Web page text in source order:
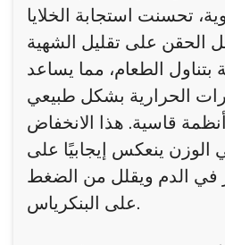
تحسنت استجابة الخلايا
الحقن على تقليل الشهية
بتناول الطعام، مما يساعد
الحرارية بشكل طبيعي
قاسية. هذا الانخفاض
الوزن ينعكس إيجابيًا على
في الدم ويقلل من الضغط
على البنكرياس.